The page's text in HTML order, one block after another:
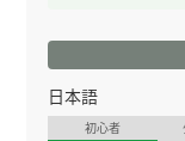
日本語
初心者